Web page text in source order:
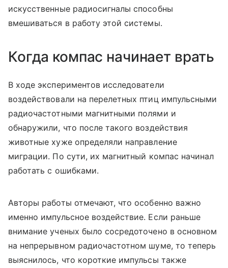
искусственные радиосигналы способны
вмешиваться в работу этой системы.
Когда компас начинает врать
В ходе экспериментов исследователи
воздействовали на перелетных птиц импульсными
радиочастотными магнитными полями и
обнаружили, что после такого воздействия
животные хуже определяли направление
миграции. По сути, их магнитный компас начинал
работать с ошибками.
Авторы работы отмечают, что особенно важно
именно импульсное воздействие. Если раньше
внимание ученых было сосредоточено в основном
на непрерывном радиочастотном шуме, то теперь
выяснилось, что короткие импульсы также